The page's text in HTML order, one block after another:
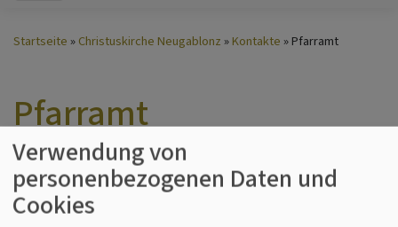
Startseite Christuskirche Neugablonz Kontakte Pfarramt
Pfarramt
Pfarramt Christuskirche
geschäftsführende Pfarrerin: Ulrike Butz
Verwendung von
personenbezogenen Daten und
Cookies